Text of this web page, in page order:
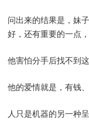
问出来的结果是，妹
好，还有重要的一点
他害怕分手后找不到
他的爱情就是，有钱
人只是机器的另一种呈